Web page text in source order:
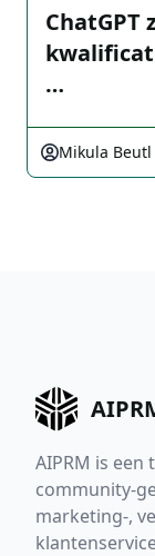
ChatGPT
…
Mikula Beutl
AIPRM is
community-
marketing-,